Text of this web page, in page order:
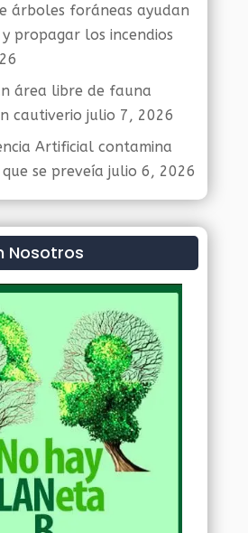
árboles foráneas ayudan
propagar los incendios
área libre de fauna
cautiverio julio 7, 2026
Artificial contamina
se preveía julio 6, 2026
Nosotros